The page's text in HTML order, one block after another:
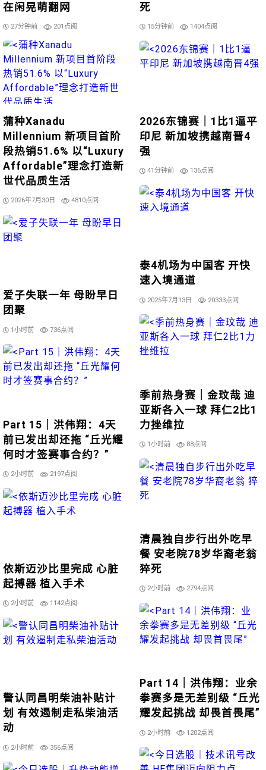
死
15分钟前 1404点阅
在闲晃萌翻网
27分钟前 201点阅
蒲种Xanadu
Millennium 新项目首阶
段热销51.6% 以“Luxury
Affordable”理念打造新
世代品质生活
2026年7月30日 4810点阅
2026东锦赛｜1比1逼平
印尼 新加坡携越南晋4
强
41分钟前 136点阅
泰4机场为中国客 开快
速入境通道
2025年7月13日 20333点阅
爱子失联一年 母盼早日
团聚
1小时前 736点阅
季前热身赛｜金玟哉 迪
亚斯各入一球 拜仁2比1
力挫维拉
1小时前 88点阅
Part 15｜洪伟翔：4天
前已发出却还拖 “丘光耀
何时才签赛事合约？”
2小时前 2197点阅
清晨独自步行出外吃早
餐 安老院78岁华裔老翁
猝死
2小时前 2794点阅
依斯迈沙比里完成 心脏
起搏器 植入手术
2小时前 1142点阅
Part 14｜洪伟翔：业余
拳赛多是无差别级 “丘光
耀发起挑战 却畏首畏尾”
2小时前 1202点阅
警认同昌明柴油补贴计
划 有效遏制走私柴油活
动
2小时前 356点阅